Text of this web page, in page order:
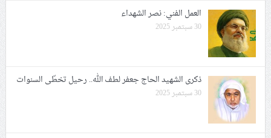
العمل الفني: نصر الشهداء
30 سبتمبر 2025
ذكرى الشهيد الحاج جعفر لطف الله.. رحيل تخطّى السنوات
30 سبتمبر 2025